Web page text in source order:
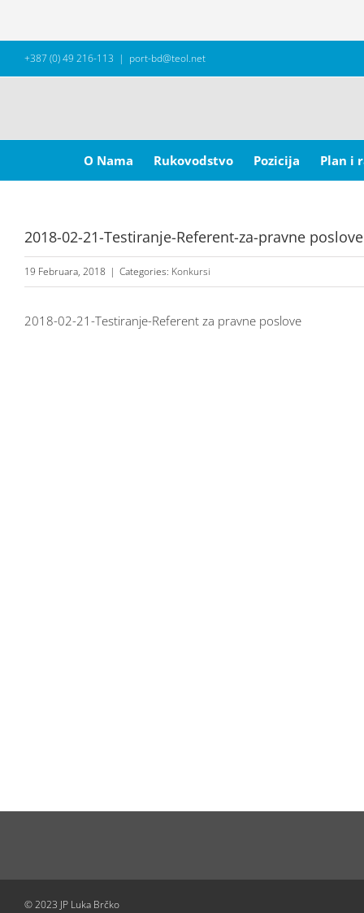
+387 (0) 49 216-113 | port-bd@teol.net
for:
O Nama
Rukovodstvo Pozicija Plan i
2018-02-21-Testiranje-Referent-za-pravne poslove
19 Februara, 2018 | Categories: Konkursi
2018-02-21-Testiranje-Referent za pravne poslove
© 2023 JP Luka Brčko